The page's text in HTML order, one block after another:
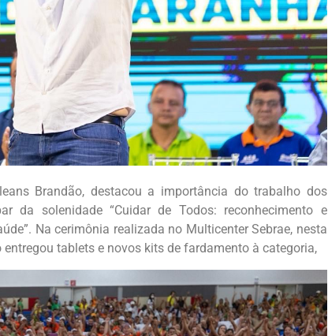
Brandão, destacou a importância do trabalho dos
da solenidade “Cuidar de Todos: reconhecimento e
Na cerimônia realizada no Multicenter Sebrae, nesta
tablets e novos kits de fardamento à categoria,